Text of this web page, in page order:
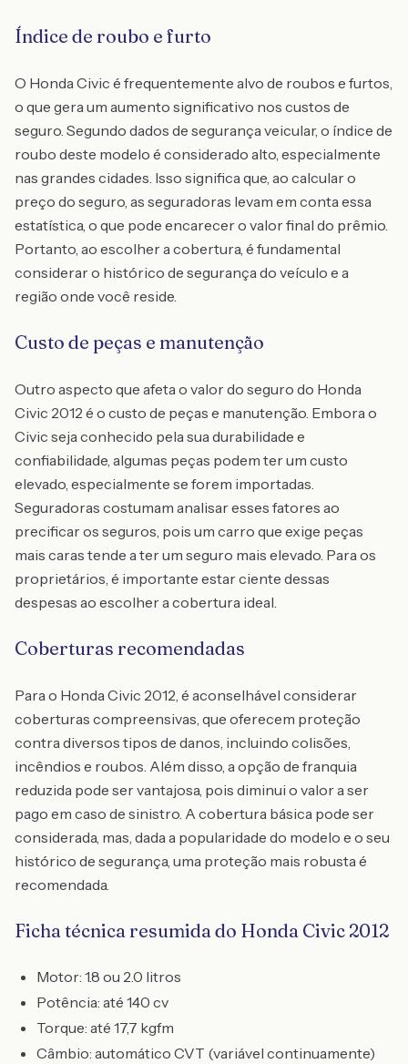
Índice de roubo e furto
O Honda Civic é frequentemente alvo de roubos e furtos,
o que gera um aumento significativo nos custos de
seguro. Segundo dados de segurança veicular, o índice de
roubo deste modelo é considerado alto, especialmente
nas grandes cidades. Isso significa que, ao calcular o
preço do seguro, as seguradoras levam em conta essa
estatística, o que pode encarecer o valor final do prêmio.
Portanto, ao escolher a cobertura, é fundamental
considerar o histórico de segurança do veículo e a
região onde você reside.
Custo de peças e manutenção
Outro aspecto que afeta o valor do seguro do Honda
Civic 2012 é o custo de peças e manutenção. Embora o
Civic seja conhecido pela sua durabilidade e
confiabilidade, algumas peças podem ter um custo
elevado, especialmente se forem importadas.
Seguradoras costumam analisar esses fatores ao
precificar os seguros, pois um carro que exige peças
mais caras tende a ter um seguro mais elevado. Para os
proprietários, é importante estar ciente dessas
despesas ao escolher a cobertura ideal.
Coberturas recomendadas
Para o Honda Civic 2012, é aconselhável considerar
coberturas compreensivas, que oferecem proteção
contra diversos tipos de danos, incluindo colisões,
incêndios e roubos. Além disso, a opção de franquia
reduzida pode ser vantajosa, pois diminui o valor a ser
pago em caso de sinistro. A cobertura básica pode ser
considerada, mas, dada a popularidade do modelo e o seu
histórico de segurança, uma proteção mais robusta é
recomendada.
Ficha técnica resumida do Honda Civic 2012
Motor: 1.8 ou 2.0 litros
Potência: até 140 cv
Torque: até 17,7 kgfm
Câmbio: automático CVT (variável continuamente)